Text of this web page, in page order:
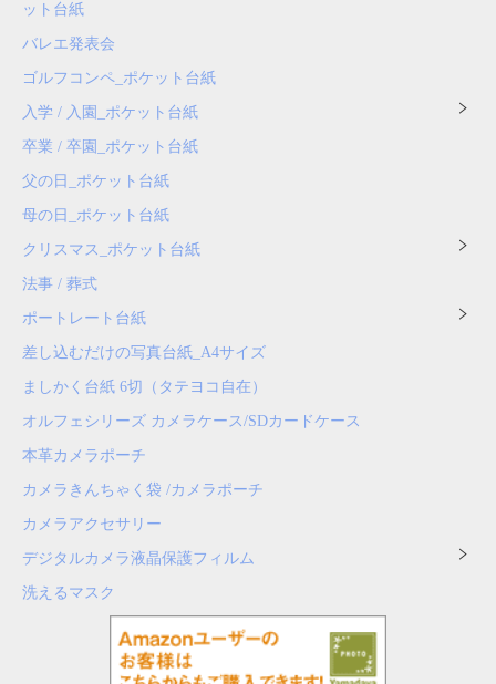
ット台紙
バレエ発表会
ゴルフコンペ_ポケット台紙
入学 / 入園_ポケット台紙
卒業 / 卒園_ポケット台紙
父の日_ポケット台紙
母の日_ポケット台紙
クリスマス_ポケット台紙
法事 / 葬式
ポートレート台紙
差し込むだけの写真台紙_A4サイズ
ましかく台紙 6切（タテヨコ自在）
オルフェシリーズ カメラケース/SDカードケース
本革カメラポーチ
カメラきんちゃく袋 /カメラポーチ
カメラアクセサリー
デジタルカメラ液晶保護フィルム
洗えるマスク